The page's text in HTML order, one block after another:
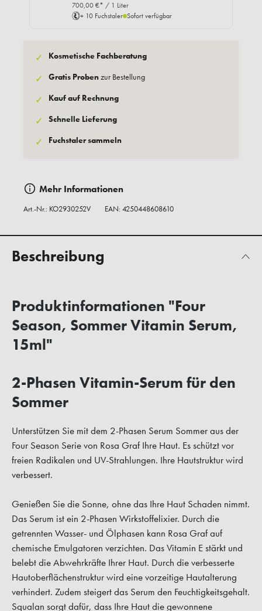
700,00 €* / 1 Liter
+ 10 Fuchstaler Sofort verfügbar
✓ Kosmetische Fachberatung
✓ Gratis Probenzur Bestellung
✓ Kauf auf Rechnung
✓ Schnelle Lieferung
✓ Fuchstaler sammeln
Mehr Informationen
Art.-Nr.: KO2930252V EAN: 4250448608610
Beschreibung
Produktinformationen "Four
Season, Sommer Vitamin Serum,
15ml"
2-Phasen Vitamin-Serum für den
Sommer
Unterstützen Sie mit dem 2-Phasen Serum Sommer aus der
Four Season Serie von Rosa Graf Ihre Haut. Es schützt vor
freien Radikalen und UV-Strahlungen. Ihre Hautstruktur wird
verbessert.
Genießen Sie die Sonne, ohne das Ihre Haut Schaden nimmt.
Das Serum ist ein 2-Phasen Wirkstoffelixier. Durch die
getrennten Wasser- und Ölphasen kann Rosa Graf auf
chemische Emulgatoren verzichten. Das Vitamin E stärkt und
belebt die Abwehrkräfte Ihrer Haut. Durch die verbesserte
Hautoberflächenstruktur wird eine vorzeitige Hautalterung
verhindert. Zudem steigert das Serum den Feuchtigkeitsgehalt.
Squalan sorgt dafür, dass Ihre Haut die gewonnene